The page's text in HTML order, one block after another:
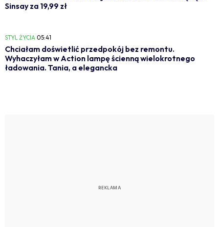
Sinsay za 19,99 zł
STYL ŻYCIA 05:41
Chciałam doświetlić przedpokój bez remontu.
Wyhaczyłam w Action lampę ścienną wielokrotnego
ładowania. Tania, a elegancka